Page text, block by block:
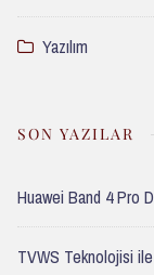
Yazılım
SON YAZILAR
Huawei Band 4 Pro
TVWS Teknolojisi